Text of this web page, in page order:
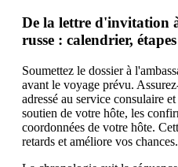
De la lettre d'invitation
russe : calendrier,
Soumettez le dossier à
avant le voyage prévu.
adressé au service consulaire
soutien de votre hôte, les
coordonnées de votre hôte.
retards et améliore vos chances.